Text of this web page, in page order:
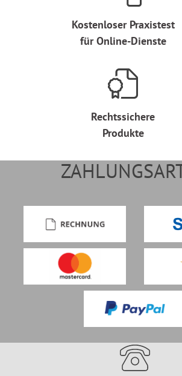
Kostenloser Praxistest
für Online-Dienste
Rechtssichere
Produkte